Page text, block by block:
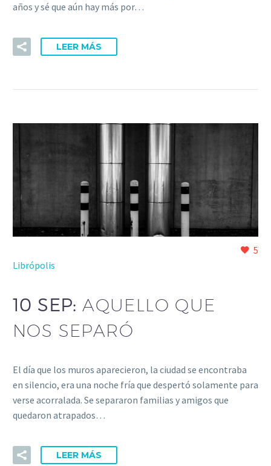
años y sé que aún hay más por…
LEER MÁS
5
Librópolis
10 SEP:AQUELLO QUE
NOS SEPARÓ
El día que los muros aparecieron, la ciudad se encontraba
en silencio, era una noche fría que despertó solamente para
verse acorralada. Se separaron familias y amigos que
quedaron atrapados…
LEER MÁS